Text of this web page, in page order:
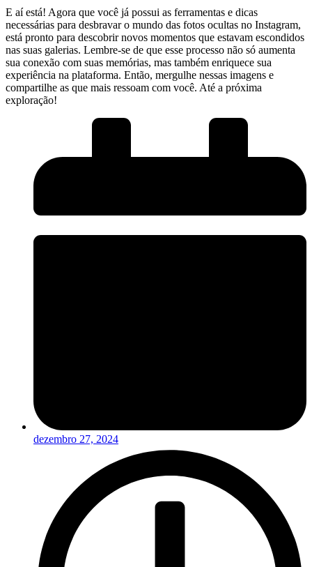
E aí ‌está! Agora que você ‌já possui as ferramentas e dicas
necessárias para desbravar o⁤ mundo das fotos ocultas no Instagram,
está pronto para descobrir novos ‍momentos que‍ estavam escondidos
nas suas galerias. Lembre-se de que esse processo‌ não só ‍aumenta
sua conexão ‍com ‌suas‍ memórias, mas também enriquece sua
experiência na plataforma.‌ Então, ⁢mergulhe nessas imagens e
compartilhe as​ que ‌mais ressoam com você. Até⁢ a próxima
exploração!
dezembro 27, 2024